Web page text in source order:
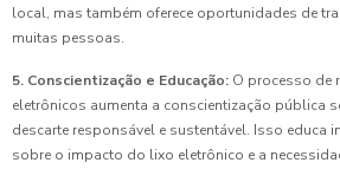
local, mas também oferece oportunidades de
muitas pessoas.
5. Conscientização e Educação: O processo de
eletrônicos aumenta a conscientização pública
descarte responsável e sustentável. Isso educa
sobre o impacto do lixo eletrônico e a